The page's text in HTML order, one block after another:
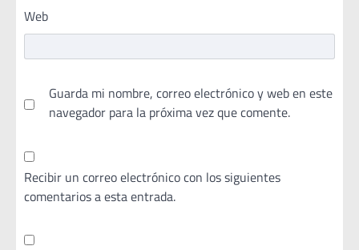
Web
Guarda mi nombre, correo electrónico y web en este
navegador para la próxima vez que comente.
Recibir un correo electrónico con los siguientes
comentarios a esta entrada.